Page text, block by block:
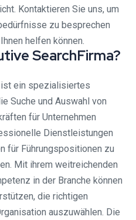
Kontaktieren Sie uns, um
zu besprechen
helfen können.
SearchFirma?
ist ein spezialisiertes
Suche und Auswahl von
für Unternehmen
Dienstleistungen
für Führungspositionen zu
Mit ihrem weitreichenden
in der Branche können
die richtigen
auszuwählen. Die